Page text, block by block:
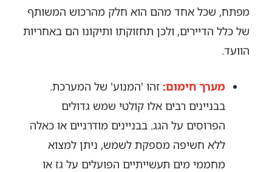
מפתח, שכל אחד מהם הוא חלק מהרכוש המשותף
של כלל הדיירים, ולכן תחזוקתו ותיקונו הם באחריות
הוועד.
מערך חימום: זהו 'המנוע' של המערכת.
בבניינים רבים אלו קולטי שמש גדולים
הפרוסים על הגג. בבניינים מודרניים או כאלה
ללא חשיפה מספקת לשמש, ניתן למצוא
מחממי מים תעשייתיים הפועלים על גז או